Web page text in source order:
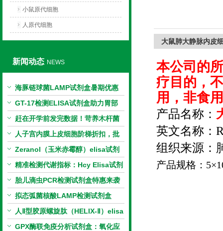
小鼠原代细胞
人原代细胞
新闻动态 NEWS
海豚链球菌LAMP试剂盒暑期优惠
GT-17检测ELISA试剂盒助力胃部
相关指标样本定量研究
赶在开学前发完数据！苛养木杆菌
PCR检测试剂盒暑假优惠开启
人子宫内膜上皮细胞阶梯折扣，批
量更划算
Zeranol（玉米赤霉醇）elisa试剂
盒特惠
精准检测代谢指标：Hcy Elisa试剂
盒的科研应用与技术特点
胎儿滴虫PCR检测试剂盒特惠来袭
拟态弧菌核酸LAMP检测试剂盒
（恒温荧光法）新品上市优惠活动
人Ⅱ型胶原螺旋肽（HELIX-Ⅱ）elisa
试剂盒科研优惠活动开启
GPX酶联免疫分析试剂盒：氧化应
大鼠肺大静脉内皮
本公司的
疗目的，
用，非食用
产品名称：
英文名称：
组织来源：
产品规格： 5×